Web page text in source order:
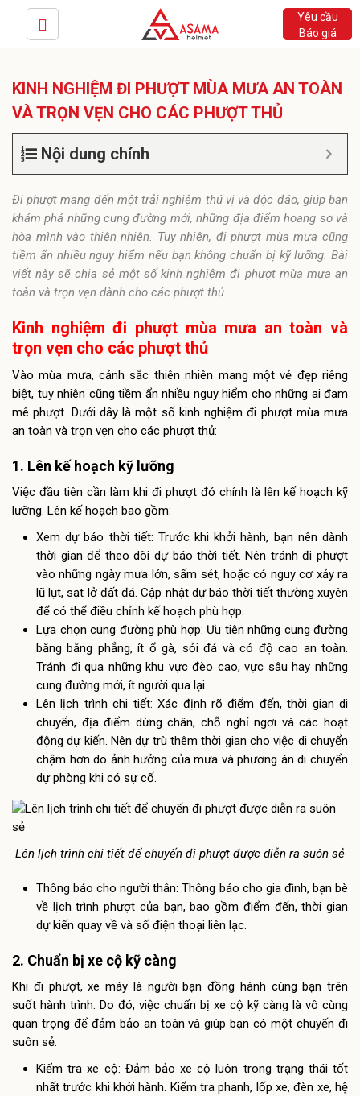
Yêu cầu
Báo giá
KINH NGHIỆM ĐI PHƯỢT MÙA MƯA AN TOÀN
VÀ TRỌN VẸN CHO CÁC PHƯỢT THỦ
Nội dung chính
Đi phượt mang đến một trải nghiệm thú vị và độc đáo, giúp bạn
khám phá những cung đường mới, những địa điểm hoang sơ và
hòa mình vào thiên nhiên. Tuy nhiên, đi phượt mùa mưa cũng
tiềm ẩn nhiều nguy hiểm nếu bạn không chuẩn bị kỹ lưỡng. Bài
viết này sẽ chia sẻ một số kinh nghiệm đi phượt mùa mưa an
toàn và trọn vẹn dành cho các phượt thủ.
Kinh nghiệm đi phượt mùa mưa an toàn và
trọn vẹn cho các phượt thủ
Vào mùa mưa, cảnh sắc thiên nhiên mang một vẻ đẹp riêng
biệt, tuy nhiên cũng tiềm ẩn nhiều nguy hiểm cho những ai đam
mê phượt. Dưới dây là một số kinh nghiệm đi phượt mùa mưa
an toàn và trọn vẹn cho các phượt thủ:
1. Lên kế hoạch kỹ lưỡng
Việc đầu tiên cần làm khi đi phượt đó chính là lên kế hoạch kỹ
lưỡng. Lên kế hoạch bao gồm:
Xem dự báo thời tiết: Trước khi khởi hành, bạn nên dành
thời gian để theo dõi dự báo thời tiết. Nên tránh đi phượt
vào những ngày mưa lớn, sấm sét, hoặc có nguy cơ xảy ra
lũ lụt, sạt lở đất đá. Cập nhật dự báo thời tiết thường xuyên
để có thể điều chỉnh kế hoạch phù hợp.
Lựa chọn cung đường phù hợp: Ưu tiên những cung đường
băng bằng phẳng, ít ổ gà, sỏi đá và có độ cao an toàn.
Tránh đi qua những khu vực đèo cao, vực sâu hay những
cung đường mới, ít người qua lại.
Lên lịch trình chi tiết: Xác định rõ điểm đến, thời gian di
chuyển, địa điểm dừng chân, chỗ nghỉ ngơi và các hoạt
động dự kiến. Nên dự trù thêm thời gian cho việc di chuyển
chậm hơn do ảnh hưởng của mưa và phương án di chuyển
dự phòng khi có sự cố.
Lên lịch trình chi tiết để chuyến đi phượt được diễn ra suôn sẻ
Thông báo cho người thân: Thông báo cho gia đình, bạn bè
về lịch trình phượt của bạn, bao gồm điểm đến, thời gian
dự kiến quay về và số điện thoại liên lạc.
2. Chuẩn bị xe cộ kỹ càng
Khi đi phượt, xe máy là người bạn đồng hành cùng bạn trên
suốt hành trình. Do đó, việc chuẩn bị xe cộ kỹ càng là vô cùng
quan trọng để đảm bảo an toàn và giúp bạn có một chuyến đi
suôn sẻ.
Kiểm tra xe cộ: Đảm bảo xe cộ luôn trong trạng thái tốt
nhất trước khi khởi hành. Kiểm tra phanh, lốp xe, đèn xe, hệ